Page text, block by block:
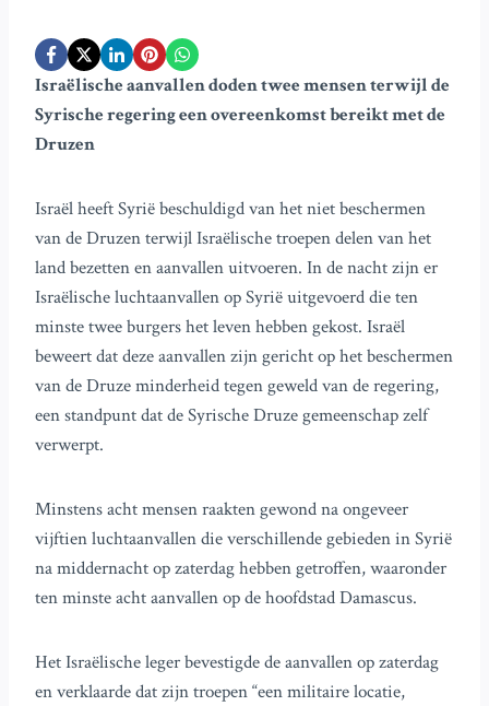
Israëlische aanvallen doden twee mensen terwijl de
Syrische regering een overeenkomst bereikt met de
Druzen
Israël heeft Syrië beschuldigd van het niet beschermen
van de Druzen terwijl Israëlische troepen delen van het
land bezetten en aanvallen uitvoeren. In de nacht zijn er
Israëlische luchtaanvallen op Syrië uitgevoerd die ten
minste twee burgers het leven hebben gekost. Israël
beweert dat deze aanvallen zijn gericht op het beschermen
van de Druze minderheid tegen geweld van de regering,
een standpunt dat de Syrische Druze gemeenschap zelf
verwerpt.
Minstens acht mensen raakten gewond na ongeveer
vijftien luchtaanvallen die verschillende gebieden in Syrië
na middernacht op zaterdag hebben getroffen, waaronder
ten minste acht aanvallen op de hoofdstad Damascus.
Het Israëlische leger bevestigde de aanvallen op zaterdag
en verklaarde dat zijn troepen “een militaire locatie,